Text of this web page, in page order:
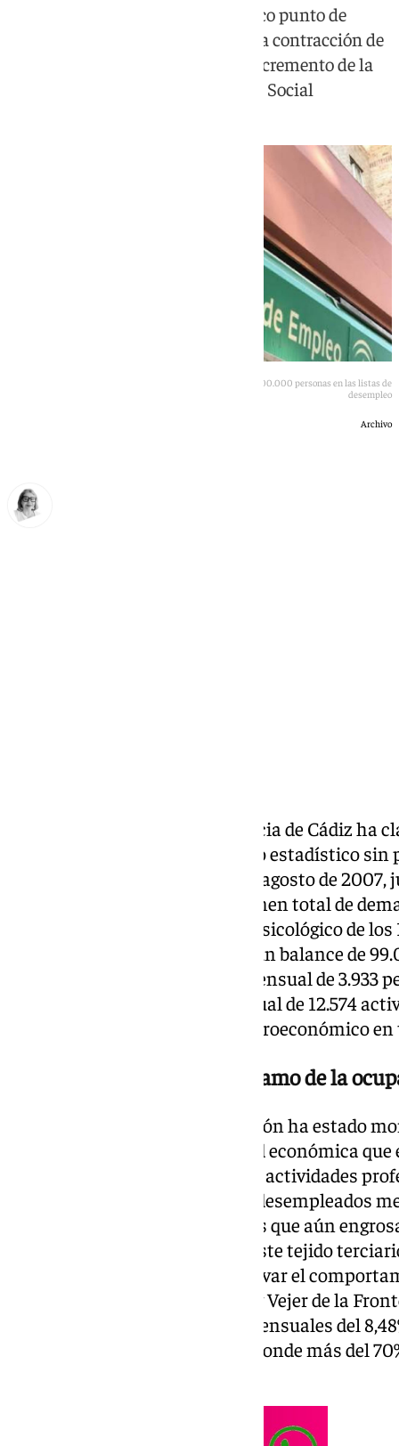
La provincia consolida un histórico punto de
inflexión en junio con una intensa contracción de
sus listas del paro y un notable incremento de la
masa de cotizantes a la Seguridad Social
La provincia de Cádiz cierra un semestre com menos de 100.000 personas en las listas de
desempleo
Archivo
El mercado laboral de la provincia de Cádiz ha
ejercicio económico con un hito estadístico
décadas. Por primera vez desde agosto de
crisis financiera global, el volumen total de
situado por debajo del umbral psicológico de
campaña de junio ha arrojado un balance de
tras anotarse una reducción mensual de 3.933
espectacular descenso interanual de 12.574
tendencia de saneamiento macroeconómico
El sector servicios como dinamo de la
La reactivación de la contratación ha estado
servicios —la rama de actividad económica que
hostelería, los transportes y las actividades
el descenso absoluto con 7.755 desempleados
anterior. De las 99.054 personas que aún
públicas, 69.498 pertenecen a este tejido
estacional se evidencia al observar el
turísticas del litoral: Chipiona y Vejer de la
caída relativa con retrocesos mensuales del
amparadas en una estructura donde más del